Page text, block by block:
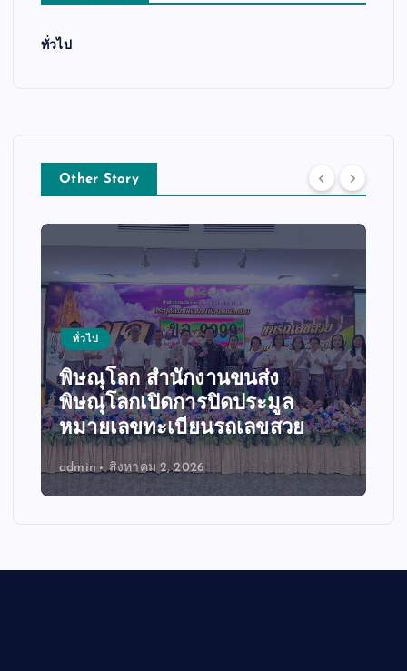
ทั่วไป
Other Story
ขนส่ง
ประมูล
เลขสวย
ทั่วไป
กรมการขนส่งทางบกจัด
โครงการ“ คมนาคมปรับ
รักษาศาสนาสถานในพร
ศาสนา99แห่งทั่วประเทศ”
admin สิงหาคม 1, 2026